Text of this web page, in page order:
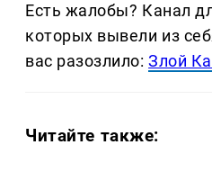
Есть жалобы? Канал
которых вывели из
вас разозлило:Злой
Читайте также: